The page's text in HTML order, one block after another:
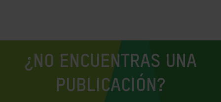
¿NO ENCUENTRAS UNA
PUBLICACIÓN?